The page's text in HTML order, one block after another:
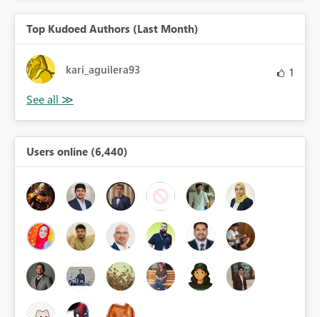
Top Kudoed Authors (Last Month)
kari_aguilera93 1
Users online (6,440)